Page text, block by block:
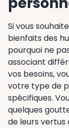
Si vous
bienfaits des
pourquoi ne
associant
vos besoins,
votre type de
spécifiques.
quelques
de leurs